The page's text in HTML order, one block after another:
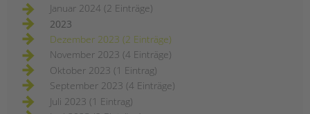
Januar 2024 (2 Einträge)
2023
Dezember 2023 (2 Einträge)
November 2023 (4 Einträge)
Oktober 2023 (1 Eintrag)
September 2023 (4 Einträge)
Juli 2023 (1 Eintrag)